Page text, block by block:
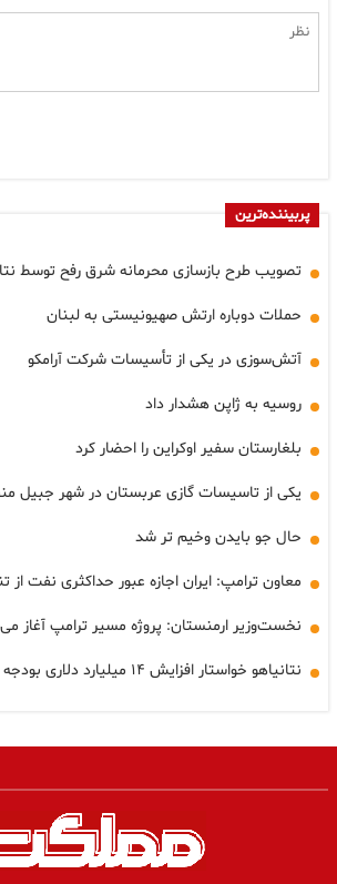
پربیننده‌ترین
تصویب طرح بازسازی محرمانه شرق رفح توسط
حملات دوباره ارتش صهیونیستی به لبنان
آتش‌سوزی در یکی از تأسیسات شرکت آرامکو
روسیه به ژاپن هشدار داد
بلغارستان سفیر اوکراین را احضار کرد
یکی از تاسیسات گازی عربستان در شهر جبیل
حال جو بایدن وخیم تر شد
معاون ترامپ: ایران اجازه عبور حداکثری نفت از
نخست‌وزیر ارمنستان: پروژه مسیر ترامپ آغاز
نتانیاهو خواستار افزایش ۱۴ میلیارد دلاری بودجه نظامی شد